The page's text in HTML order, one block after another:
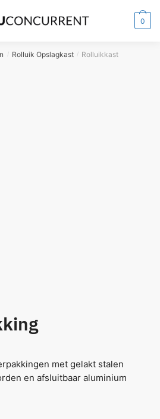
0
/ Rolluik Opslagkast / Rolluikkast
met gelakt stalen
en afsluitbaar aluminium